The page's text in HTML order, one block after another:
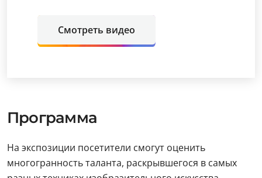
Смотреть видео
Программа
На экспозиции посетители смогут оценить
многогранность таланта, раскрывшегося в самых